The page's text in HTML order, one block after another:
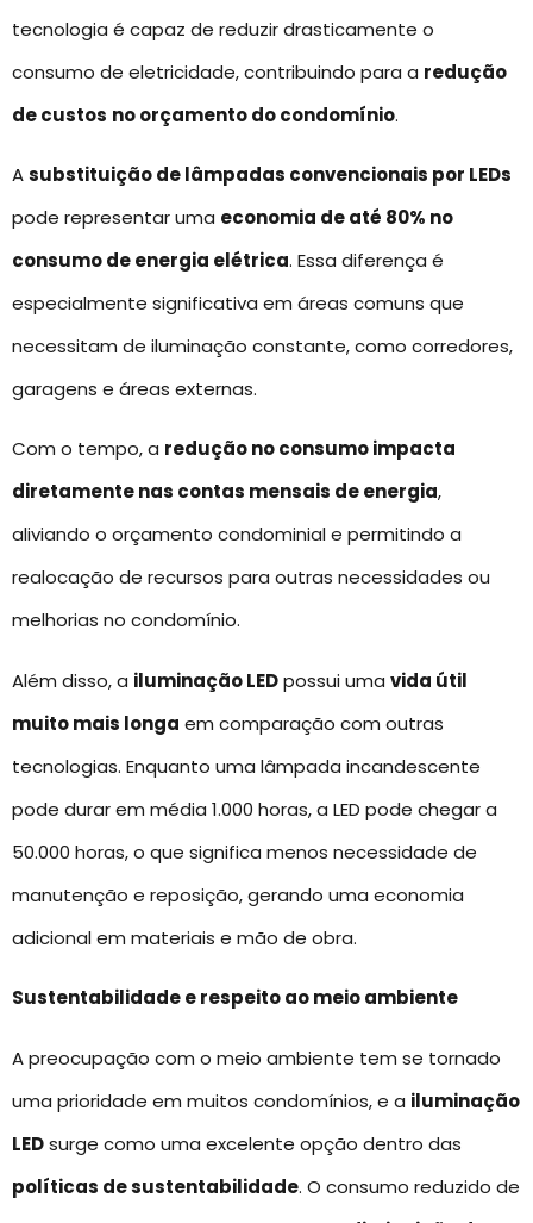
tecnologia é capaz de reduzir drasticamente o
consumo de eletricidade, contribuindo para a redução
de custos no orçamento do condomínio.
Asubstituição de lâmpadas convencionais por LEDs
pode representar uma economia de até 80% no
consumo de energia elétrica. Essa diferença é
especialmente significativa em áreas comuns que
necessitam de iluminação constante, como corredores,
garagens e áreas externas.
Com o tempo, a redução no consumo impacta
diretamente nas contas mensais de energia,
aliviando o orçamento condominial e permitindo a
realocação de recursos para outras necessidades ou
melhorias no condomínio.
Além disso, a iluminação LEDpossui uma vida útil
muito mais longa em comparação com outras
tecnologias. Enquanto uma lâmpada incandescente
pode durar em média 1.000 horas, a LED pode chegar a
50.000 horas, o que significa menos necessidade de
manutenção e reposição, gerando uma economia
adicional em materiais e mão de obra.
Sustentabilidade e respeito ao meio ambiente
A preocupação com o meio ambiente tem se tornado
uma prioridade em muitos condomínios, e a iluminação
LEDsurge como uma excelente opção dentro das
políticas de sustentabilidade. O consumo reduzido de